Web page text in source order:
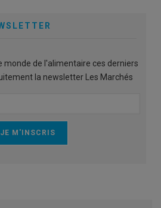
monde de l'alimentaire ces derniers
la newsletter Les Marchés